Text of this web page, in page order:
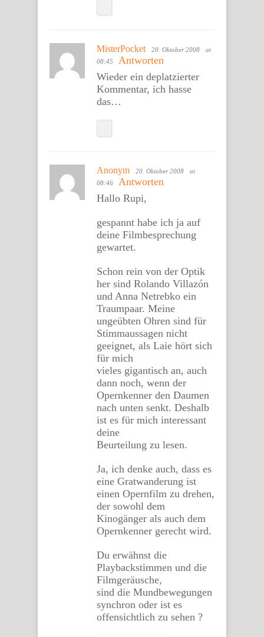
MisterPocket 20. Oktober 2008
at
08:45
Antworten
Wieder ein deplatzierter
Kommentar, ich hasse
das…
Anonym 20. Oktober 2008
at
08:46
Antworten
Hallo Rupi,
gespannt habe ich ja auf
deine Filmbesprechung
gewartet.
Schon rein von der Optik
her sind Rolando Villazón
und Anna Netrebko ein
Traumpaar. Meine
ungeübten Ohren sind für
Stimmaussagen nicht
geeignet, als Laie hört sich
für mich
vieles gigantisch an, auch
dann noch, wenn der
Opernkenner den Daumen
nach unten senkt. Deshalb
ist es für mich interessant
deine
Beurteilung zu lesen.
Ja, ich denke auch, dass es
eine Gratwanderung ist
einen Opernfilm zu drehen,
der sowohl dem
Kinogänger als auch dem
Opernkenner gerecht wird.
Du erwähnst die
Playbackstimmen und die
Filmgeräusche,
sind die Mundbewegungen
synchron oder ist es
offensichtlich zu sehen ?